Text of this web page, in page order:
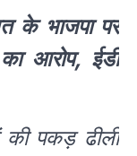
के भाजपा पर
आरोप, ईडी
की पकड़ ढीली